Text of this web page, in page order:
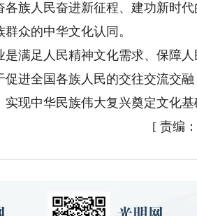
族人民奋进新征程、建功新时
众的中华文化认同。
满足人民精神文化需求、保障人
进全国各族人民的交往交流交融
现中华民族伟大复兴奠定文化基
[ 责编